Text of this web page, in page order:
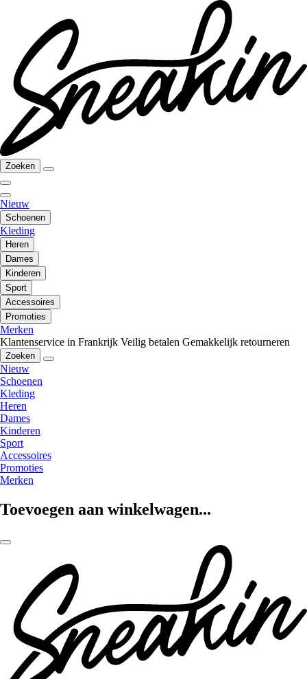
Zoeken
Nieuw
Schoenen
Kleding
Heren
Dames
Kinderen
Sport
Accessoires
Promoties
Merken
Klantenservice in Frankrijk Veilig betalen Gemakkelijk retourneren
Zoeken
Nieuw
Schoenen
Kleding
Heren
Dames
Kinderen
Sport
Accessoires
Promoties
Merken
Toevoegen aan winkelwagen...